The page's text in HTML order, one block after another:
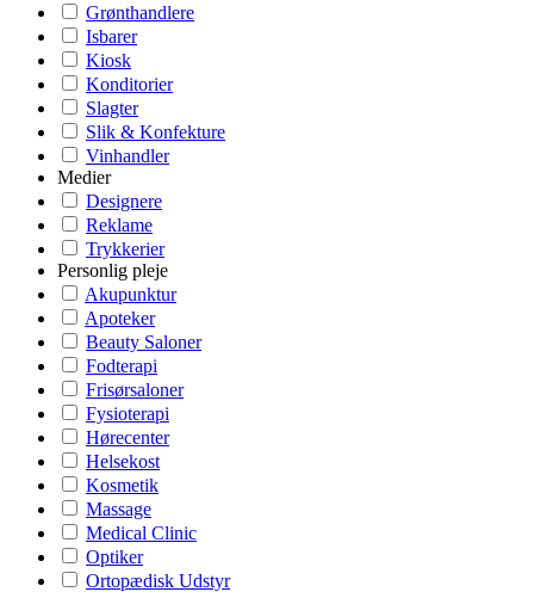
Grønthandlere
Isbarer
Kiosk
Konditorier
Slagter
Slik & Konfekture
Vinhandler
Medier
Designere
Reklame
Trykkerier
Personlig pleje
Akupunktur
Apoteker
Beauty Saloner
Fodterapi
Frisørsaloner
Fysioterapi
Hørecenter
Helsekost
Kosmetik
Massage
Medical Clinic
Optiker
Ortopædisk Udstyr